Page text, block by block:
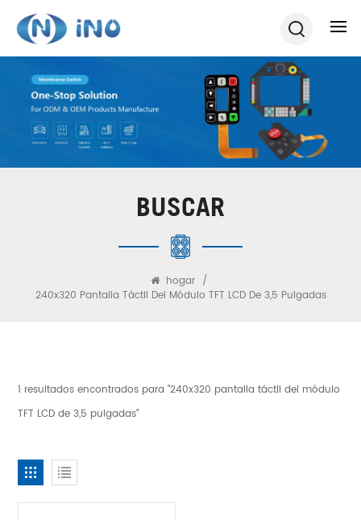
BUSCAR
hogar /
240x320 Pantalla Táctil Del Módulo TFT LCD De 3,5 Pulgadas
1 resultados encontrados para "240x320 pantalla táctil del módulo
TFT LCD de 3,5 pulgadas"